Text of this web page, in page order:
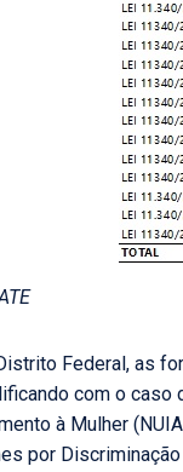
Federal, as
com o caso
à Mulher
por